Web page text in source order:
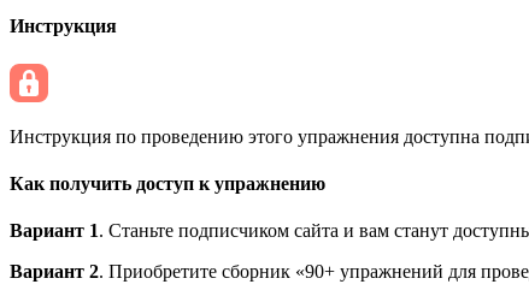
Инструкция
Инструкция по проведению этого упражнения доступна
Как получить доступ к упражнению
Вариант 1. Станьте подписчиком сайта и вам станут
Вариант 2. Приобретите сборник «90+ упражнений для